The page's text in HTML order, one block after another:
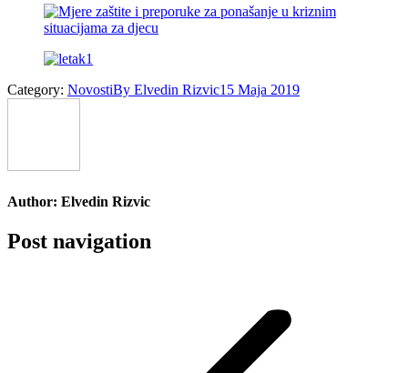
Category: NovostiBy Elvedin Rizvic15 Maja 2019
Author: Elvedin Rizvic
Post navigation